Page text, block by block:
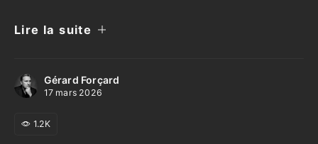
Lire la suite
Gérard Forçard
17 mars 2026
1.2K